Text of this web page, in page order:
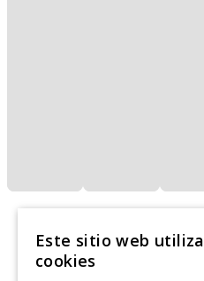
Este sitio web utiliza
cookies